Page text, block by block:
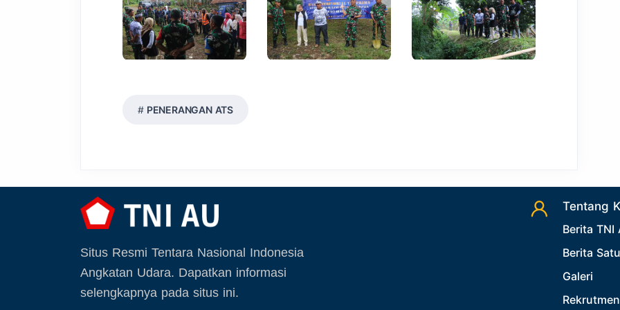
PENERANGAN ATS
Situs Resmi Tentara Nasional Indonesia
Angkatan Udara. Dapatkan informasi
selengkapnya pada situs ini.
Tentang
Berita TNI
Berita
Galeri
Rekrutmen